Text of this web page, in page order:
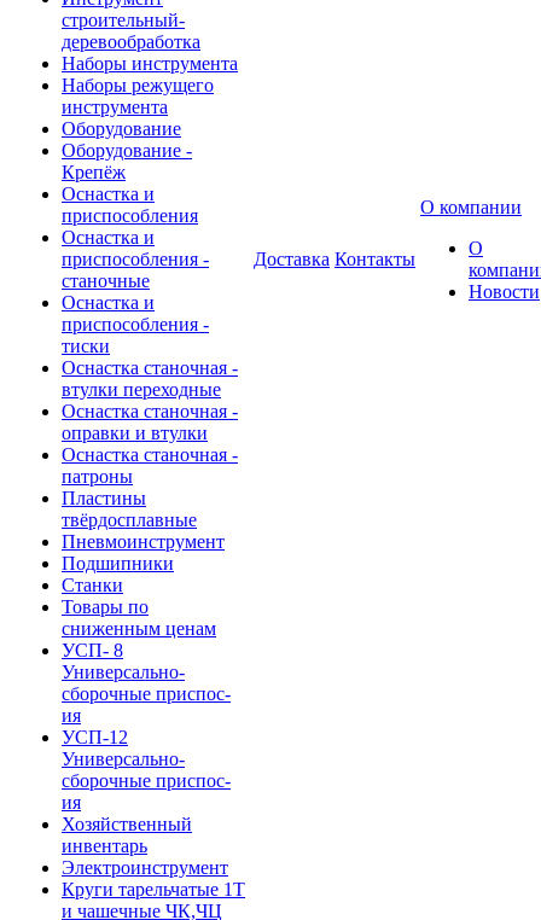
строительный-
деревообработка
Наборы инструмента
Наборы режущего
инструмента
Оборудование
Оборудование -
Крепёж
Оснастка и
приспособления
Оснастка и
приспособления -
станочные
Оснастка и
приспособления -
тиски
Оснастка станочная -
втулки переходные
Оснастка станочная -
оправки и втулки
Оснастка станочная -
патроны
Пластины
твёрдосплавные
Пневмоинструмент
Подшипники
Станки
Товары по
сниженным ценам
УСП- 8
Универсально-
сборочные приспос-
ия
УСП-12
Универсально-
сборочные приспос-
ия
Хозяйственный
инвентарь
Электроинструмент
Круги тарельчатые 1Т
и чашечные ЧК,ЧЦ
Доставка Контакты
О компании
О
Новости